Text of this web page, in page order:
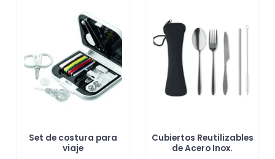
Set de costura para
viaje
Cubiertos Reutilizables
de Acero Inox.